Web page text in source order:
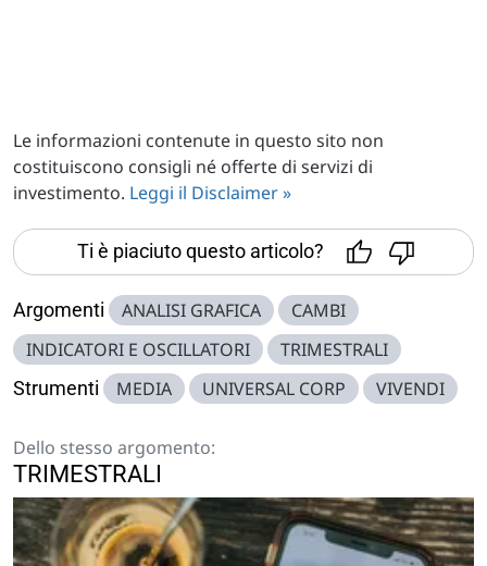
Le informazioni contenute in questo sito non
costituiscono consigli né offerte di servizi di
investimento. Leggi il Disclaimer »
Ti è piaciuto questo articolo?
Argomenti ANALISI GRAFICA
CAMBI
INDICATORI E OSCILLATORI
TRIMESTRALI
Strumenti MEDIA UNIVERSAL CORP VIVENDI
Dello stesso argomento:
TRIMESTRALI